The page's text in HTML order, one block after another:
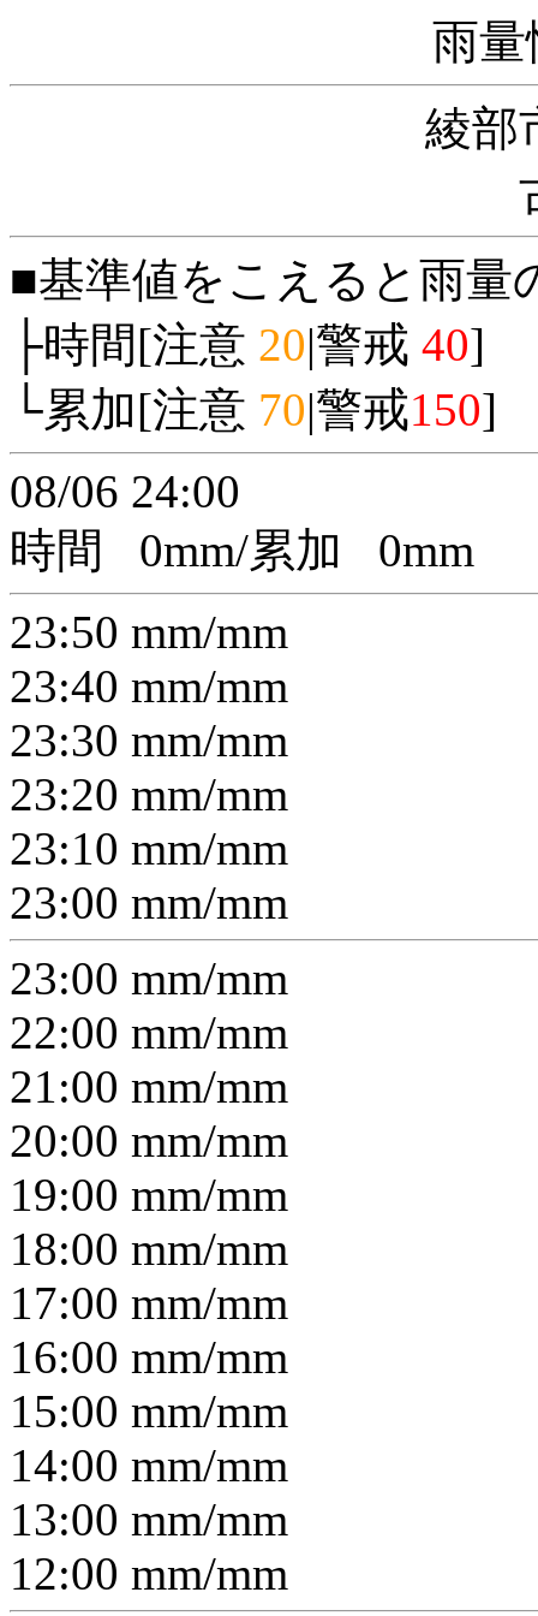
雨量
綾部
■基準値をこえると雨量
├時間[注意 20|警戒 40]
└累加[注意 70|警戒150]
08/06 24:00
時間
0mm/累加 0mm
23:50 mm/mm
23:40 mm/mm
23:30 mm/mm
23:20 mm/mm
23:10 mm/mm
23:00 mm/mm
23:00 mm/mm
22:00 mm/mm
21:00 mm/mm
20:00 mm/mm
19:00 mm/mm
18:00 mm/mm
17:00 mm/mm
16:00 mm/mm
15:00 mm/mm
14:00 mm/mm
13:00 mm/mm
12:00 mm/mm